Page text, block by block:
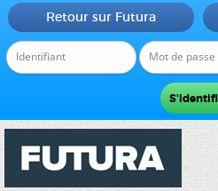
Retour sur Futura